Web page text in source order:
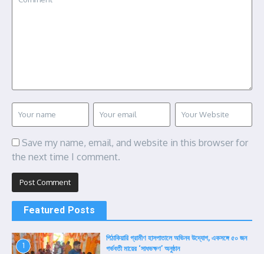
Save my name, email, and website in this browser for
the next time I comment.
Featured Posts
1
পিঠাকিয়ারি গ্রামীণ হাসপাতালে অভিনব উদ্যোগ, একসঙ্গে ৫০ জন
গর্ভবতী মায়ের ‘সাধভক্ষণ’ অনুষ্ঠান